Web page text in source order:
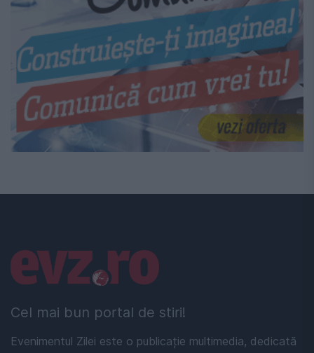
Cel mai bun portal de stiri!
Evenimentul Zilei este o publicație multimedia, dedicată
Linkuri utile